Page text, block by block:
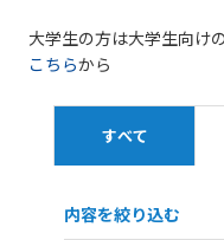
大学生の方は大学生向け
こちらから
すべて
内容を絞り込む